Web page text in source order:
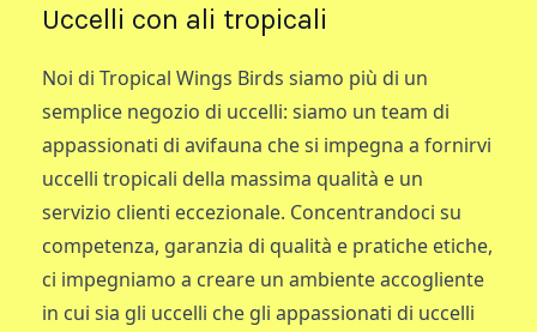
Uccelli con ali tropicali
Noi di Tropical Wings Birds siamo più di un
semplice negozio di uccelli: siamo un team di
appassionati di avifauna che si impegna a fornirvi
uccelli tropicali della massima qualità e un
servizio clienti eccezionale. Concentrandoci su
competenza, garanzia di qualità e pratiche etiche,
ci impegniamo a creare un ambiente accogliente
in cui sia gli uccelli che gli appassionati di uccelli